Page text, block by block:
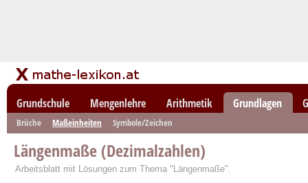
Grundschule Mengenlehre Arithmetik Grundlagen
Brüche Maßeinheiten Symbole/Zeichen
Längenmaße (Dezimalzahlen)
Arbeitsblatt mit Lösungen zum Thema "Längenmaße".